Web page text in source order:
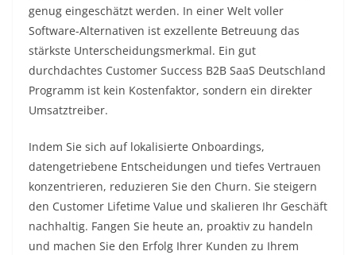
genug eingeschätzt werden. In einer Welt voller
Software-Alternativen ist exzellente Betreuung das
stärkste Unterscheidungsmerkmal. Ein gut
durchdachtes Customer Success B2B SaaS Deutschland
Programm ist kein Kostenfaktor, sondern ein direkter
Umsatztreiber.
Indem Sie sich auf lokalisierte Onboardings,
datengetriebene Entscheidungen und tiefes Vertrauen
konzentrieren, reduzieren Sie den Churn. Sie steigern
den Customer Lifetime Value und skalieren Ihr Geschäft
nachhaltig. Fangen Sie heute an, proaktiv zu handeln
und machen Sie den Erfolg Ihrer Kunden zu Ihrem